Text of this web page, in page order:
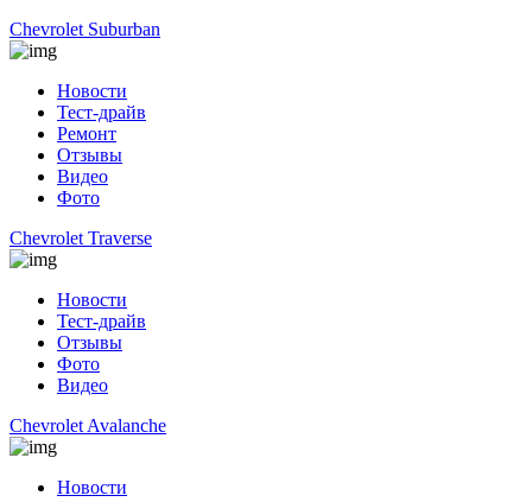
Chevrolet Suburban
Новости
Тест-драйв
Ремонт
Отзывы
Видео
Фото
Chevrolet Traverse
Новости
Тест-драйв
Отзывы
Фото
Видео
Chevrolet Avalanche
Новости